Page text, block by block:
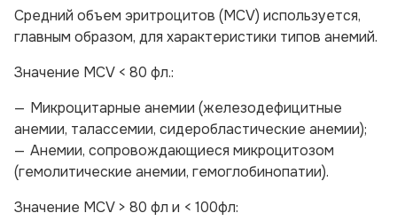
Средний объем эритроцитов (MCV) используется,
главным образом, для характеристики типов анемий.
Значение MCV < 80 фл.:
Микроцитарные анемии (железодефицитные
анемии, талассемии, сидеробластические анемии);
Анемии, сопровождающиеся микроцитозом
(гемолитические анемии, гемоглобинопатии).
Значение MCV > 80 фл и < 100фл: